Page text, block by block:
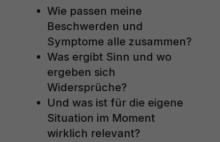
Wie passen meine
Beschwerden und
Symptome alle zusammen?
Was ergibt Sinn und wo
ergeben sich
Widersprüche?
Und was ist für die eigene
Situation im Moment
wirklich relevant?